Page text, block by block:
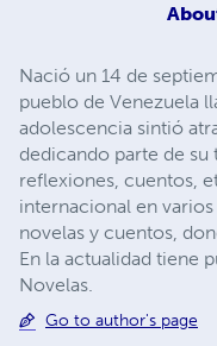
Nació un 14 de
pueblo de Venezuela
adolescencia sintió
dedicando parte de
reflexiones, cuentos,
internacional en
novelas y cuentos,
En la actualidad tiene
Novelas.
Go to author's page